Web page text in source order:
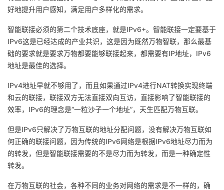
好地提升用户感知，满足用户多样化的需求。
智能联接必须的第二个技术底座，就是IPv6+。智能联接一定要基于
IPv6这是已经达成的产业共识，这是因为既然万物智联，那么最基
础的要求就是要求万物都要能够联接起来，都需要有IP地址，IPv6
地址是最佳的选择。
IPv4地址早就不够用了，而且如果通过IPv4进行NAT转换实现终端
和云的联接，联接双方无法直接双向互访，直接影响了智能联接的
效率，IPv6的理念是“一粒沙子一个地址”，天生匹配万物互联。
但是IPv6只解决了万物互联的地址分配问题，没有解决万物互联如
何正确的联接问题，因为传统的IPv6网络是根据IPv6地址尽力而为
的转发，但是智能联接需要的不是尽力而为转发，而是一种确定性
转发。
在万物互联的社会，各种不同的业务对网络的需求是不一样的，确